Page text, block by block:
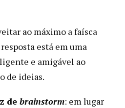
ao máximo a faísca
está em uma
e amigável ao
de ideias.
de brainstorm: em lugar